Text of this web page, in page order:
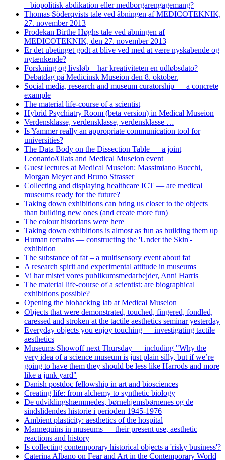
– biopolitisk abdikation eller medborgarengagemang?
Thomas Söderqvists tale ved åbningen af MEDICOTEKNIK,
27. november 2013
Prodekan Birthe Høghs tale ved åbningen af
MEDICOTEKNIK, den 27. november 2013
Er det ubetinget godt at blive ved med at være nyskabende og
nytænkende?
Forskning og livsløb – har kreativiteten en udløbsdato?
Debatdag på Medicinsk Museion den 8. oktober.
Social media, research and museum curatorship — a concrete
example
The material life-course of a scientist
Hybrid Psychiatry Room (beta version) in Medical Museion
Verdensklasse, verdensklasse, verdensklasse …
Is Yammer really an appropriate communication tool for
universities?
The Data Body on the Dissection Table — a joint
Leonardo/Olats and Medical Museion event
Guest lectures at Medical Museion: Massimiano Bucchi,
Morgan Meyer and Bruno Strasser
Collecting and displaying healthcare ICT — are medical
museums ready for the future?
Taking down exhibitions can bring us closer to the objects
than building new ones (and create more fun)
The colour historians were here
Taking down exhibitions is almost as fun as building them up
Human remains — constructing the 'Under the Skin'-
exhibition
The substance of fat – a multisensory event about fat
A research spirit and experimental attitude in museums
Vi har mistet vores publikumsmedarbejder, Anni Harris
The material life-course of a scientist: are biographical
exhibitions possible?
Opening the biohacking lab at Medical Museion
Objects that were demonstrated, touched, fingered, fondled,
caressed and stroken at the tactile aesthetics seminar yesterday
Everyday objects you enjoy touching — investigating tactile
aesthetics
Museums Showoff next Thursday — including "Why the
very idea of a science museum is just plain silly, but if we’re
going to have them they should be less like Harrods and more
like a junk yard"
Danish postdoc fellowship in art and biosciences
Creating life: from alchemy to synthetic biology
De udviklingshæmmedes, børnehjemsbørnenes og de
sindslidendes historie i perioden 1945-1976
Ambient plasticity: aesthetics of the hospital
Mannequins in museums — their present use, aesthetic
reactions and history
Is collecting contemporary historical objects a 'risky business'?
Caterina Albano on Fear and Art in the Contemporary World